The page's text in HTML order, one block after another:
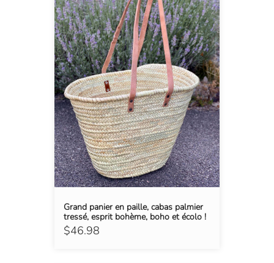
$46.98
Grand panier en paille, cabas palmier
tressé, esprit bohème, boho et écolo !